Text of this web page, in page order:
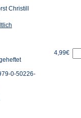
Christill
0-50226-
4,99€